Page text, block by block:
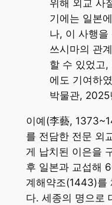
위해 외교 사
기에는 일본
나, 이 사행을
쓰시마의 관
할 수 있었고,
에도 기여하
박물관, 2025
이예(李藝,
를 전담한 전문 외
게 납치된 이은을
후 일본과 교섭해
계해약조(1443)를
다. 세종의 명으로